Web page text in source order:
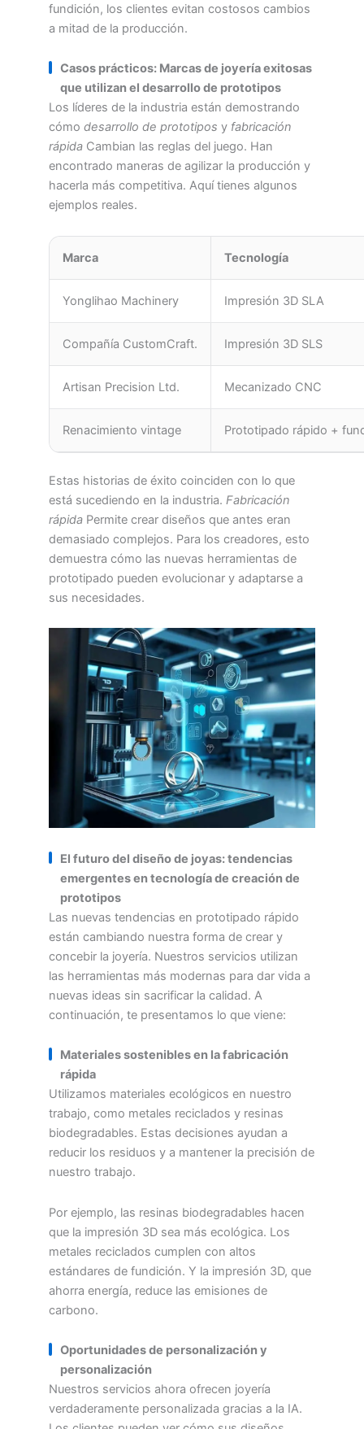
fundición, los clientes evitan costosos cambios
a mitad de la producción.
Casos prácticos: Marcas de joyería exitosas
que utilizan el desarrollo de prototipos
Los líderes de la industria están demostrando
cómo desarrollo de prototipos y fabricación
rápida Cambian las reglas del juego. Han
encontrado maneras de agilizar la producción y
hacerla más competitiva. Aquí tienes algunos
ejemplos reales.
Marca Tecnología
Yonglihao Machinery Impresión 3D SLA
Compañía CustomCraft. Impresión 3D SLS
Artisan Precision Ltd. Mecanizado CNC
Renacimiento vintage Prototipado rápido +
Estas historias de éxito coinciden con lo que
está sucediendo en la industria. Fabricación
rápida Permite crear diseños que antes eran
demasiado complejos. Para los creadores, esto
demuestra cómo las nuevas herramientas de
prototipado pueden evolucionar y adaptarse a
sus necesidades.
El futuro del diseño de joyas: tendencias
emergentes en tecnología de creación de
prototipos
Las nuevas tendencias en prototipado rápido
están cambiando nuestra forma de crear y
concebir la joyería. Nuestros servicios utilizan
las herramientas más modernas para dar vida a
nuevas ideas sin sacrificar la calidad. A
continuación, te presentamos lo que viene:
Materiales sostenibles en la fabricación
rápida
Utilizamos materiales ecológicos en nuestro
trabajo, como metales reciclados y resinas
biodegradables. Estas decisiones ayudan a
reducir los residuos y a mantener la precisión de
nuestro trabajo.
Por ejemplo, las resinas biodegradables hacen
que la impresión 3D sea más ecológica. Los
metales reciclados cumplen con altos
estándares de fundición. Y la impresión 3D, que
ahorra energía, reduce las emisiones de
carbono.
Oportunidades de personalización y
personalización
Nuestros servicios ahora ofrecen joyería
verdaderamente personalizada gracias a la IA.